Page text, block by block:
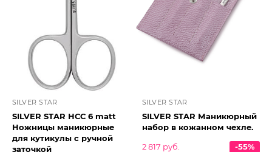
SILVER STAR
SILVER STAR НСС 6 matt
Ножницы маникюрные
для кутикулы с ручной
заточкой
SILVER STAR
SILVER STAR Маникюрный
набор в кожанном чехле.
2 817 руб.
-55%